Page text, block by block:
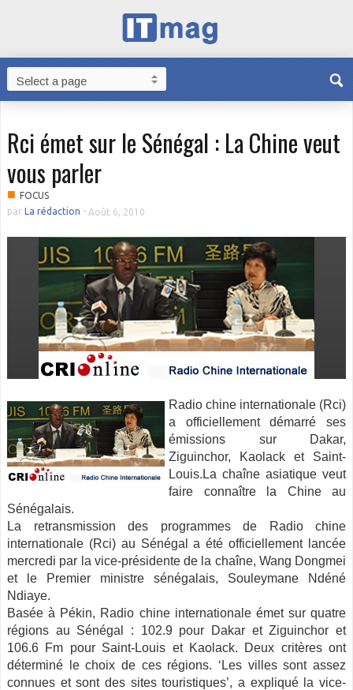
Rci émet sur le Sénégal : La Chine veut
vous parler
■ FOCUS
par La rédaction - Août 6, 2010
Radio chine internationale (Rci)
a officiellement démarré ses
émissions sur Dakar,
Ziguinchor, Kaolack et Saint-
Louis.La chaîne asiatique veut
faire connaître la Chine au
Sénégalais.
La retransmission des programmes de Radio chine
internationale (Rci) au Sénégal a été officiellement lancée
mercredi par la vice-présidente de la chaîne, Wang Dongmei
et le Premier ministre sénégalais, Souleymane Ndéné
Ndiaye.
Basée à Pékin, Radio chine internationale émet sur quatre
régions au Sénégal : 102.9 pour Dakar et Ziguinchor et
106.6 Fm pour Saint-Louis et Kaolack. Deux critères ont
déterminé le choix de ces régions. ‘Les villes sont assez
connues et sont des sites touristiques’, a expliqué la vice-